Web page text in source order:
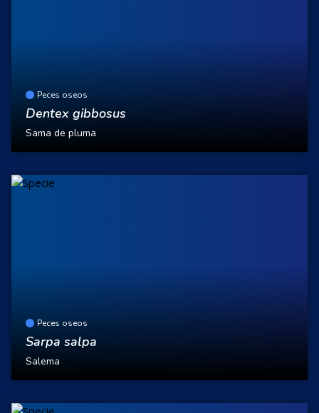
Peces oseos
Dentex gibbosus
Sama de pluma
Peces oseos
Sarpa salpa
Salema